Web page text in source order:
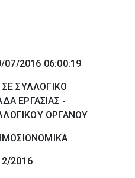
07/2016 06:00:19
ΣΥΛΛΟΓΙΚΟ
ΕΡΓΑΣΙΑΣ -
ΟΡΓΑΝΟΥ
2016